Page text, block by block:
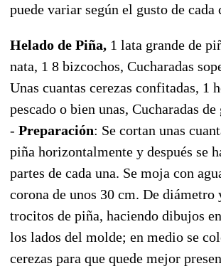
puede variar según el gusto de cada
Helado de Piña, 1 lata grande de
nata, 1 8 bizcochos, Cucharadas
Unas cuantas cerezas confitadas, 1
pescado o bien unas, Cucharadas
- Preparación: Se cortan unas
piña horizontalmente y después se
partes de cada una. Se moja con
corona de unos 30 cm. De diámetro
trocitos de piña, haciendo dibujos
los lados del molde; en medio se
cerezas para que quede mejor